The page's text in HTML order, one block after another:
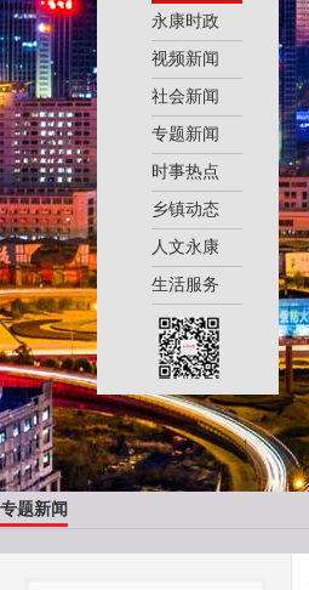
永康时政
视频新闻
社会新闻
专题新闻
时事热点
乡镇动态
人文永康
生活服务
专题新闻